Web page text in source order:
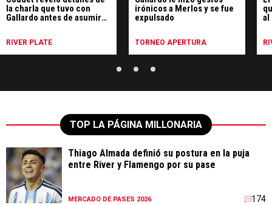
la charla que tuvo con
Gallardo antes de asumir
RIVER PLATE
irónicos a Merlos y se fue
expulsado
TORNEO APERTURA
al
TOP LA PÁGINA MILLONARIA
Thiago Almada definió su postura en la puja
entre River y Flamengo por su pase
MERCADO DE PASES 2026 174